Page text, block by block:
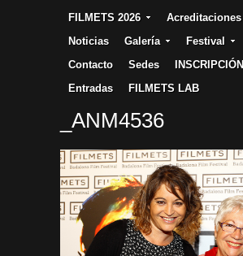
FILMETS 2026
Acreditaciones
Noticias
Galería
Festival
Contacto
Sedes
INSCRIPCIÓN
Entradas
FILMETS LAB
_ANM4536